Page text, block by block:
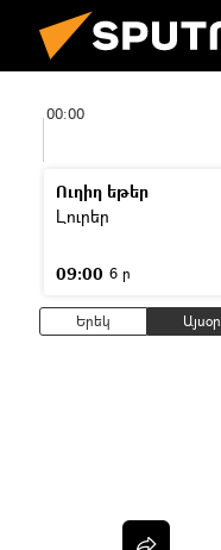
00:00
Ուղիղ եթեր
Լուրեր
09:00 6 ր
Երեկ Այսօր